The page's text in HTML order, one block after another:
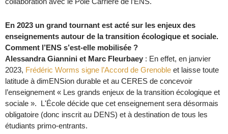
En 2023 un grand tournant est acté sur les enjeux des
enseignements autour de la transition écologique et sociale.
Comment l’ENS s’est-elle mobilisée ?
Alessandra Giannini et Marc Fleurbaey : En effet, en janvier
2023, Frédéric Worms signe l’Accord de Grenoble et laisse toute
latitude à dimENSion durable et au CERES de concevoir
l’enseignement « Les grands enjeux de la transition écologique et
sociale ». L'École décide que cet enseignement sera désormais
obligatoire (donc inscrit au DENS) et à destination de tous les
étudiants primo-entrants.